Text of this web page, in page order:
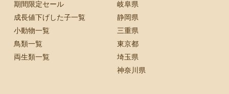
期間限定セール
成長値下げした子一覧
小動物一覧
鳥類一覧
両生類一覧
岐阜県
静岡県
三重県
東京都
埼玉県
神奈川県